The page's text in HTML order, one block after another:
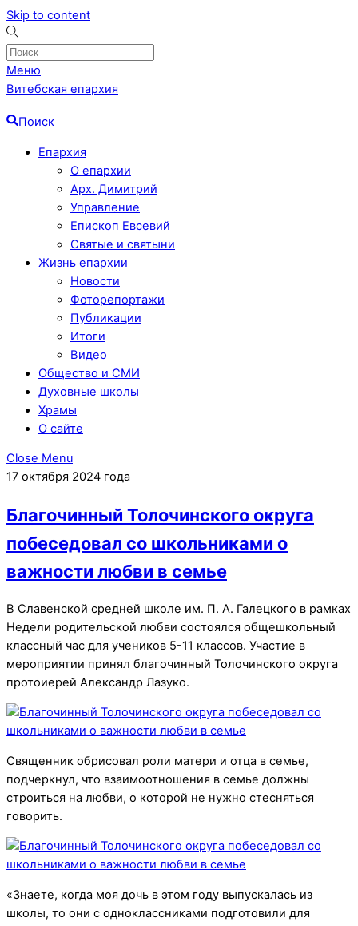
Skip to content
Меню
Витебская епархия
Поиск
Епархия
О епархии
Арх. Димитрий
Управление
Епископ Евсевий
Святые и святыни
Жизнь епархии
Новости
Фоторепортажи
Публикации
Итоги
Видео
Общество и СМИ
Духовные школы
Храмы
О сайте
Close Menu
17 октября 2024 года
Благочинный Толочинского округа
побеседовал со школьниками о
важности любви в семье
В Славенской средней школе им. П. А. Галецкого в рамках
Недели родительской любви состоялся общешкольный
классный час для учеников 5-11 классов. Участие в
мероприятии принял благочинный Толочинского округа
протоиерей Александр Лазуко.
Священник обрисовал роли матери и отца в семье,
подчеркнул, что взаимоотношения в семье должны
строиться на любви, о которой не нужно стесняться
говорить.
«Знаете, когда моя дочь в этом году выпускалась из
школы, то они с одноклассниками подготовили для